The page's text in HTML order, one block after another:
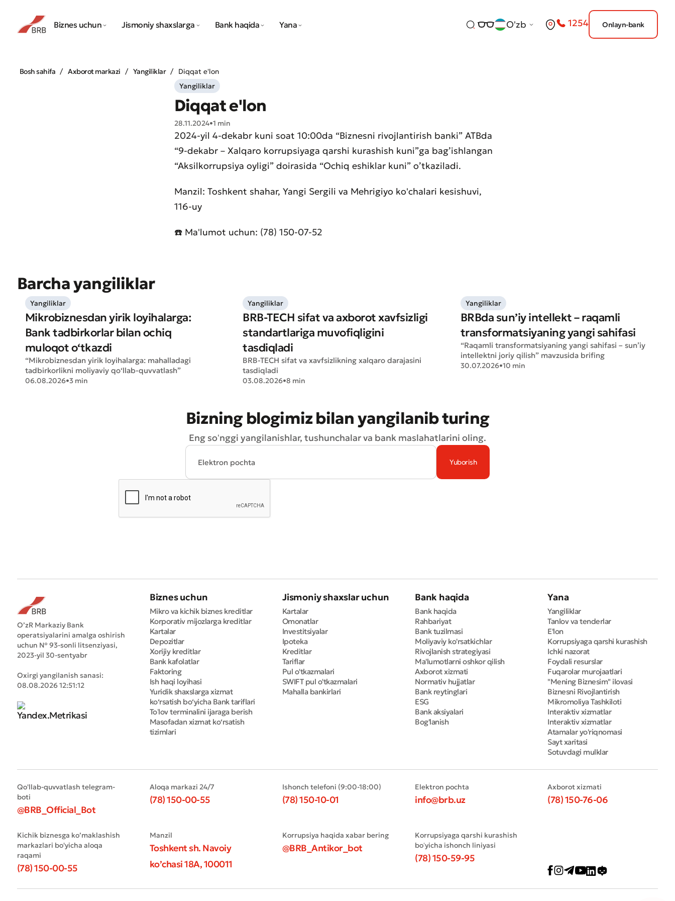
Biznes uchun Jismoniy shaxslarga Bank haqida Yana O'zb 1254 Onlayn-bank
Xizmat sifatini baholang
Murojaat qoldirish
Bosh sahifa Axborot markazi Yangiliklar
Diqqat e'lon
Yangiliklar
Diqqat e'lon
28.11.2024•1 min
2024-yil 4-dekabr kuni soat 10:00da “Biznesni rivojlantirish banki” ATBda
“9-dekabr – Xalqaro korrupsiyaga qarshi kurashish kuni”ga bag’ishlangan
“Aksilkorrupsiya oyligi” doirasida “Ochiq eshiklar kuni” o’tkaziladi.
Manzil: Toshkent shahar, Yangi Sergili va Mehrigiyo ko'chalari kesishuvi,
116-uy
☎️ Ma'lumot uchun: (78) 150-07-52
Barcha yangiliklar
Yangiliklar
Mikrobiznesdan yirik loyihalarga:
Bank tadbirkorlar bilan ochiq
muloqot o‘tkazdi
“Mikrobiznesdan yirik loyihalarga: mahalladagi
tadbirkorlikni moliyaviy qo‘llab-quvvatlash”
06.08.2026•3 min
Yangiliklar
BRB-TECH sifat va axborot xavfsizligi
standartlariga muvofiqligini
tasdiqladi
BRB-TECH sifat va xavfsizlikning xalqaro darajasini
tasdiqladi
03.08.2026•8 min
Yangiliklar
BRBda sun’iy intellekt – raqamli
transformatsiyaning yangi sahifasi
“Raqamli transformatsiyaning yangi sahifasi – sun’iy
intellektni joriy qilish” mavzusida brifing
30.07.2026•10 min
Bizning blogimiz bilan yangilanib turing
Eng soʻnggi yangilanishlar, tushunchalar va bank maslahatlarini oling.
O’zR Markaziy Bank
operatsiyalarini amalga oshirish
uchun № 93-sonli litsenziyasi,
2023-yil 30-sentyabr
Oxirgi yangilanish sanasi:
08.08.2026 12:51:12
Biznes uchun
Mikro va kichik biznes kreditlar
Korporativ mijozlarga kreditlar
Kartalar
Depozitlar
Xorijiy kreditlar
Bank kafolatlar
Faktoring
Ish haqi loyihasi
Yuridik shaxslarga xizmat
ko‘rsatish bo‘yicha Bank tariflari
Toʻlov terminalini ijaraga berish
Masofadan xizmat ko‘rsatish
tizimlari
Jismoniy shaxslar uchun
Kartalar
Omonatlar
Investitsiyalar
Ipoteka
Kreditlar
Tariflar
Pul o'tkazmalari
SWIFT pul o'tkazmalari
Mahalla bankirlari
Bank haqida
Bank haqida
Rahbariyat
Bank tuzilmasi
Moliyaviy ko'rsatkichlar
Rivojlanish strategiyasi
Ma'lumotlarni oshkor qilish
Axborot xizmati
Normativ hujjatlar
Bank reytinglari
ESG
Bank aksiyalari
Bog'lanish
Yana
Yangiliklar
Tanlov va tenderlar
E'lon
Korrupsiyaga qarshi kurashish
Ichki nazorat
Foydali resurslar
Fuqarolar murojaatlari
"Mening Biznesim" ilovasi
Biznesni Rivojlantirish
Mikromoliya Tashkiloti
Interaktiv xizmatlar
Interaktiv xizmatlar
Atamalar yo'riqnomasi
Sayt xaritasi
Sotuvdagi mulklar
Qo'llab-quvvatlash telegram-
boti
@BRB_Official_Bot
Aloqa markazi 24/7
(78) 150-00-55
Ishonch telefoni (9:00-18:00)
(78) 150-10-01
Elektron pochta
info@brb.uz
Axborot xizmati
(78) 150-76-06
Kichik biznesga ko’maklashish
markazlari bo'yicha aloqa
raqami
(78) 150-00-55
Manzil
Toshkent sh. Navoiy
ko’chasi 18А, 100011
Korrupsiya haqida xabar bering
@BRB_Antikor_bot
Korrupsiyaga qarshi kurashish
boʻyicha ishonch liniyasi
(78) 150-59-95